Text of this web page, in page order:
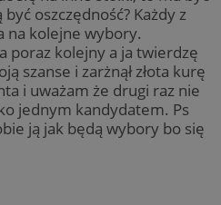
oszczędność? Każdy z
na kolejne wybory.
poraz kolejny a ja twierdzę
szanse i zarżnął złota kurę
i uważam że drugi raz nie
jednym kandydatem. Ps
ją jak będą wybory bo się